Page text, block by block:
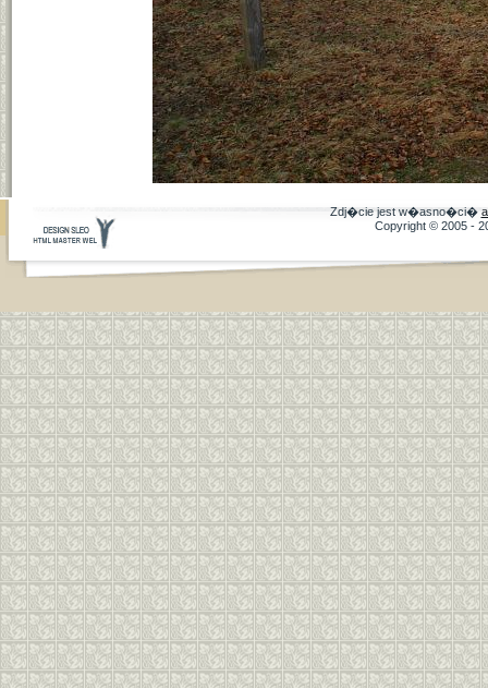
Zdj�cie jest w�asno�ci�
Copyright © 2005 -